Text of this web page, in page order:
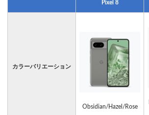
Pixel 8
カラーバリエーション
Obsidian/Hazel/Rose